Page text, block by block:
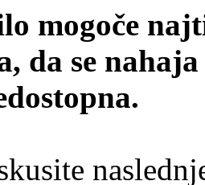
mogoče
da se